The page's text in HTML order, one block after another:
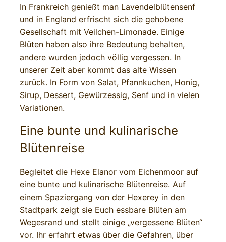
In Frankreich genießt man Lavendelblütensenf
und in England erfrischt sich die gehobene
Gesellschaft mit Veilchen-Limonade. Einige
Blüten haben also ihre Bedeutung behalten,
andere wurden jedoch völlig vergessen. In
unserer Zeit aber kommt das alte Wissen
zurück. In Form von Salat, Pfannkuchen, Honig,
Sirup, Dessert, Gewürzessig, Senf und in vielen
Variationen.
Eine bunte und kulinarische
Blütenreise
Begleitet die Hexe Elanor vom Eichenmoor auf
eine bunte und kulinarische Blütenreise. Auf
einem Spaziergang von der Hexerey in den
Stadtpark zeigt sie Euch essbare Blüten am
Wegesrand und stellt einige „vergessene Blüten“
vor. Ihr erfahrt etwas über die Gefahren, über